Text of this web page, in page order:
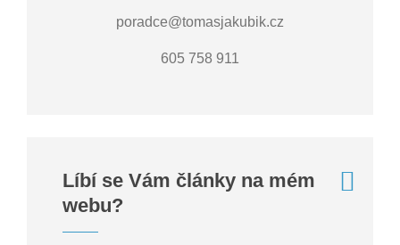
poradce@tomasjakubik.cz
605 758 911
Líbí se Vám články na mém
webu?